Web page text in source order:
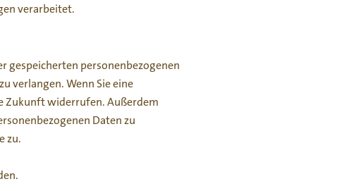
verarbeitet.
gespeicherten personenbezogenen
verlangen. Wenn Sie eine
Zukunft widerrufen. Außerdem
Daten zu
zu.